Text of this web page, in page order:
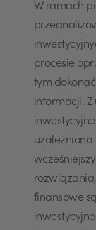
W ramach
procesie
tym
informacji.
uzależniona
finansowe